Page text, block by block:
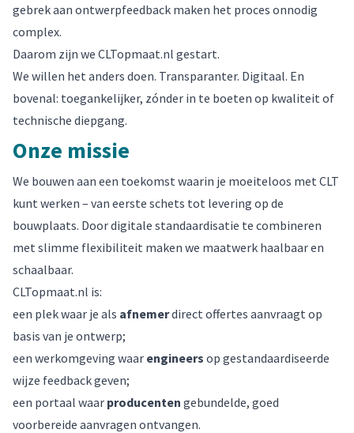
gebrek aan ontwerpfeedback maken het proces onnodig
complex.
Daarom zijn we CLTopmaat.nl gestart.
We willen het anders doen. Transparanter. Digitaal. En
bovenal: toegankelijker, zónder in te boeten op kwaliteit of
technische diepgang.
Onze missie
We bouwen aan een toekomst waarin je moeiteloos met CLT
kunt werken – van eerste schets tot levering op de
bouwplaats. Door digitale standaardisatie te combineren
met slimme flexibiliteit maken we maatwerk haalbaar en
schaalbaar.
CLTopmaat.nl is:
een plek waar je als afnemerdirect offertes aanvraagt op
basis van je ontwerp;
een werkomgeving waar engineers op gestandaardiseerde
wijze feedback geven;
een portaal waar producenten gebundelde, goed
voorbereide aanvragen ontvangen.